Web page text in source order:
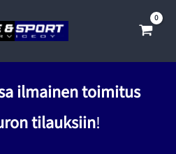
ilmainen toimitus
tilauksiin!